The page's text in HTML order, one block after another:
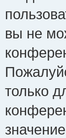
вы не
только